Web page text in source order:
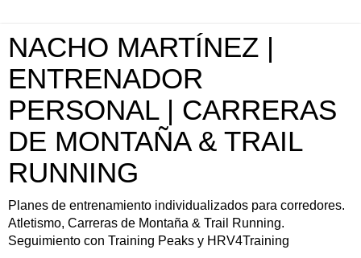
NACHO MARTÍNEZ |
ENTRENADOR
PERSONAL | CARRERAS
DE MONTAÑA & TRAIL
RUNNING
Planes de entrenamiento individualizados para corredores.
Atletismo, Carreras de Montaña & Trail Running.
Seguimiento con Training Peaks y HRV4Training